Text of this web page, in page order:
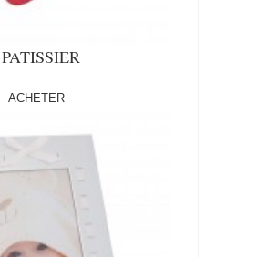
ACHETER